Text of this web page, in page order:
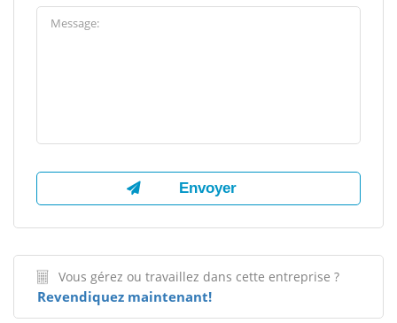
Vous gérez ou travaillez dans cette entreprise ?
Revendiquez maintenant!